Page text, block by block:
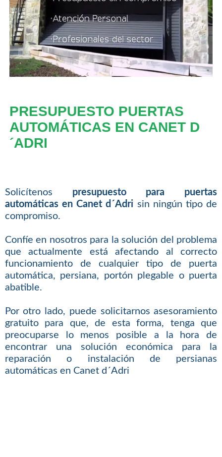
PRESUPUESTO PUERTAS
AUTOMÁTICAS EN CANET D
´ADRI
Solicítenos presupuesto para puertas
automáticas en Canet d´Adri sin ningún tipo de
compromiso.
Confíe en nosotros para la solución del problema
que actualmente está afectando al correcto
funcionamiento de cualquier tipo de puerta
automática, persiana, portón plegable o puerta
abatible.
Por otro lado, puede solicitarnos asesoramiento
gratuito para que, de esta forma, tenga que
preocuparse lo menos posible a la hora de
encontrar una solución económica para la
reparación o instalación de persianas
automáticas en Canet d´Adri